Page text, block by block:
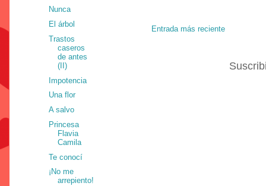
Entrada más reciente
Nunca
El árbol
Trastos
caseros
de antes
(II)
Impotencia
Una flor
A salvo
Princesa
Flavia
Camila
Te conocí
¡No me
arrepiento!